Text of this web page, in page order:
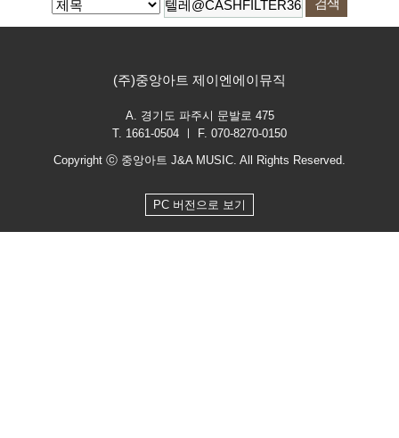
(주)중앙아트 제이엔에이뮤직
A. 경기도 파주시 문발로 475
T. 1661-0504 ㅣ F. 070-8270-0150
Copyright ⓒ 중앙아트 J&A MUSIC. All Rights Reserved.
PC 버전으로 보기